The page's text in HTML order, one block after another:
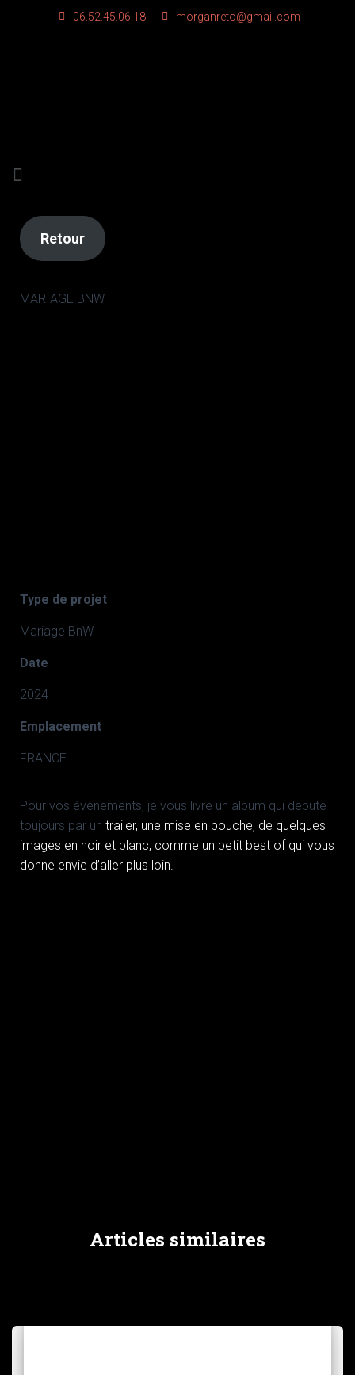
06.52.45.06.18 morganreto@gmail.com
Retour
MARIAGE BNW
Type de projet
Mariage BnW
Date
2024
Emplacement
FRANCE
Pour vos évenements, je vous livre un album qui debute
toujours par un trailer, une mise en bouche, de quelques
images en noir et blanc, comme un petit best of qui vous
donne envie d’aller plus loin.
Articles similaires